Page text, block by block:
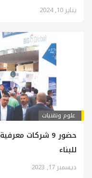
يناير 10, 2024
علوم وتقنيات
حضور 9 شركات
للبناء
ديسمبر 17, 2023